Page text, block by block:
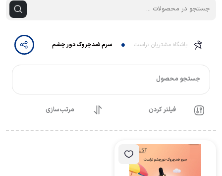
باشگاه مشتریان تراست سرم ضدچروک دور چشم
جستجو محصول
فیلتر کردن مرتب‌سازی